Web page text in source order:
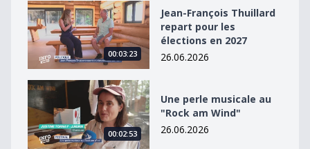
Jean-François Thuillard repart pour les élections en
00:03:23
Jean-François Thuillard
repart pour les
élections en 2027
26.06.2026
Une perle musicale au &quot;Rock am Wind&quot;
00:02:53
Une perle musicale au
"Rock am Wind"
26.06.2026